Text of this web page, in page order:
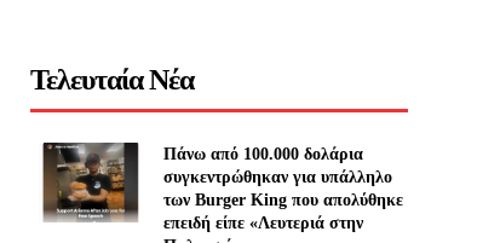
Τελευταία Νέα
Πάνω από 100.000 δολάρια
συγκεντρώθηκαν για υπάλληλο
των Burger King που απολύθηκε
επειδή είπε «Λευτεριά στην